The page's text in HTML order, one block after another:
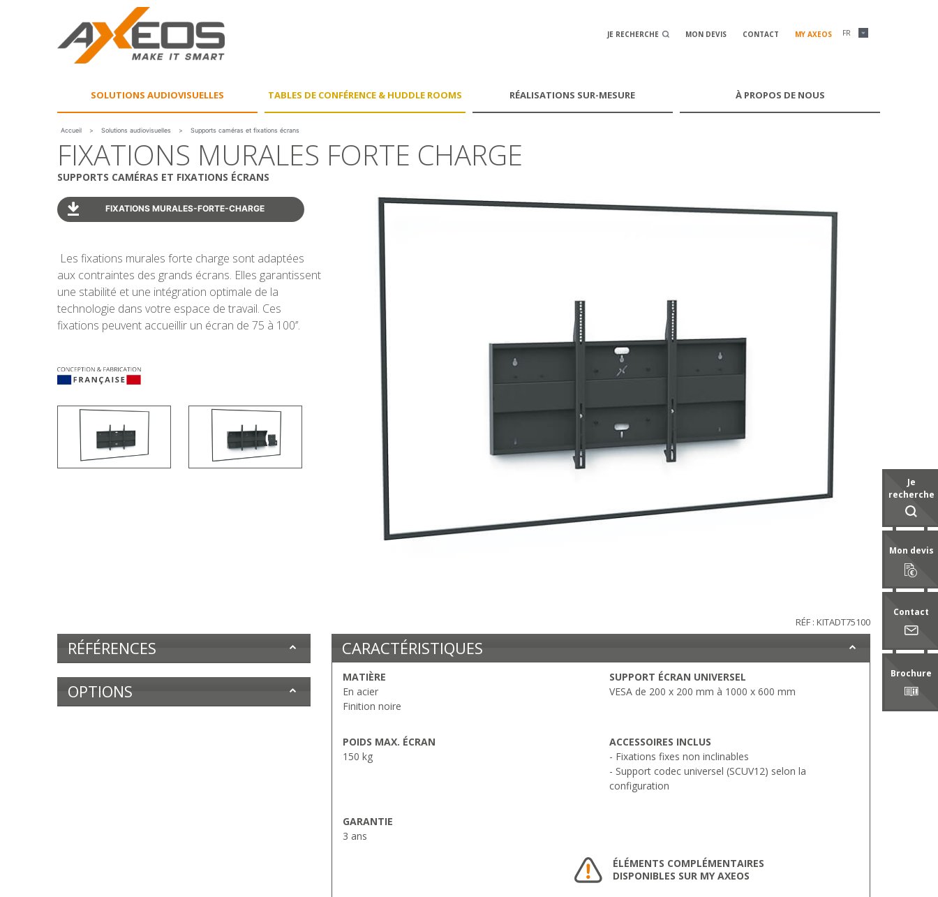
JE RECHERCHE MON DEVIS CONTACT MY AXEOS FR
SOLUTIONSAUDIOVISUELLES TABLES DE CONFÉRENCE & HUDDLE ROOMS RÉALISATIONS SUR-MESURE À PROPOS DE NOUS
Je
recherche
Mon devis
Contact
Brochure
Accueil > Solutions audiovisuelles > Supports caméras et fixations écrans
FIXATIONS MURALES FORTE CHARGE
SUPPORTS CAMÉRAS ET FIXATIONS ÉCRANS
FIXATIONS MURALES-FORTE-CHARGE
Les fixations murales forte charge sont adaptées
aux contraintes des grands écrans. Elles garantissent
une stabilité et une intégration optimale de la
technologie dans votre espace de travail. Ces
fixations peuvent accueillir un écran de 75 à 100’’.
RÉF : KITADT75100
RÉFÉRENCES
OPTIONS
CARACTÉRISTIQUES
MATIÈRE
En acier
Finition noire
SUPPORT ÉCRAN UNIVERSEL
VESA de 200 x 200 mm à 1000 x 600 mm
POIDS MAX. ÉCRAN
150 kg
ACCESSOIRES INCLUS
- Fixations fixes non inclinables
- Support codec universel (SCUV12) selon la
configuration
GARANTIE
3 ans
ÉLÉMENTS COMPLÉMENTAIRES
DISPONIBLES SUR MY AXEOS
Panneau de gestion des cookies